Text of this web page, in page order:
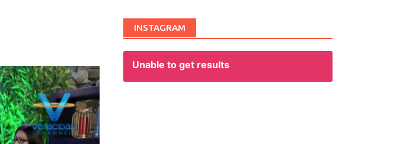
INSTAGRAM
Unable to get results